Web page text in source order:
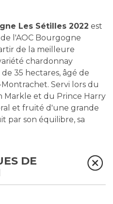
Les Sétilles 2022 est
l'AOC Bourgogne
de la meilleure
chardonnay
35 hectares, âgé de
Servi lors du
Markle et du Prince Harry
et fruité d'une grande
par son équilibre, sa
DE